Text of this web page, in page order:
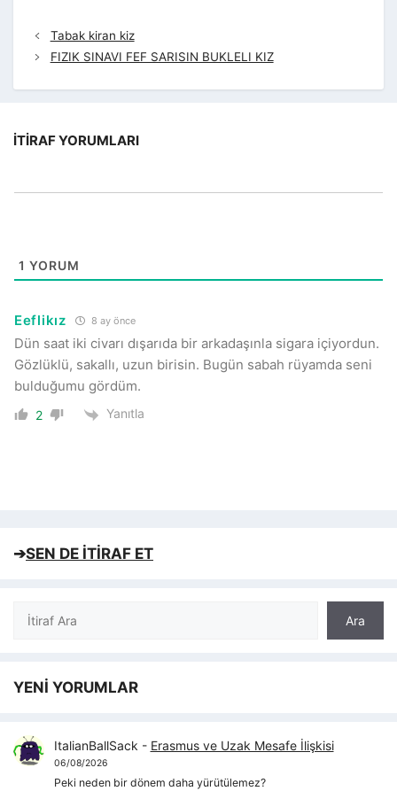
Tabak kiran kiz
FIZIK SINAVI FEF SARISIN BUKLELI KIZ
İTIRAF YORUMLARI
1 YORUM
Eeflikız 8 ay önce
Dün saat iki civarı dışarıda bir arkadaşınla sigara içiyordun.
Gözlüklü, sakallı, uzun birisin. Bugün sabah rüyamda seni
bulduğumu gördüm.
2 Yanıtla
➔SEN DE İTİRAF ET
Ara
Ara
YENİ YORUMLAR
ItalianBallSack - Erasmus ve Uzak Mesafe İlişkisi
06/08/2026
Peki neden bir dönem daha yürütülemez?